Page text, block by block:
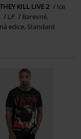
KILL LIVE 2
Ice
LP
Barevné,
edice, Standard